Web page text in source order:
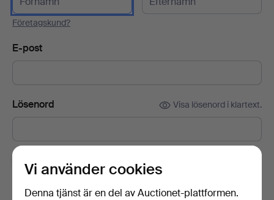
Företagskund?
E-post
Lösenord Visa lösenord i klartext.
Prenumerera på Auctionets nyhetsbrev.
ångrar dig kan du enkelt avsluta prenumerationen.
Vi använder cookies
Denna tjänst är en del av Auctionet-plattformen.